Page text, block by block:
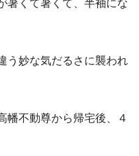
暑くて暑くて、半袖にな
う妙な気だるさに襲われ
幡不動尊から帰宅後、４